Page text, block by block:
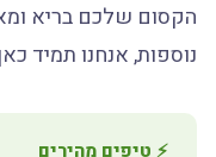
הקסום שלכם בריא
נוספות, אנחנו תמיד
⚡ טיפים מהירים